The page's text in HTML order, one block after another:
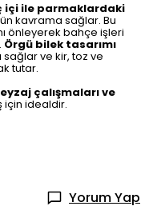
içi ile parmaklardaki
kavrama sağlar. Bu
önleyerek bahçe işleri
Örgü bilek tasarımı
sağlar ve kir, toz ve
tutar.
çalışmaları ve
için idealdir.
Yorum Yap